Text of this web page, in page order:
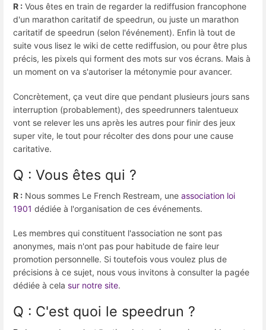
R : Vous êtes en train de regarder la rediffusion francophone
d'un marathon caritatif de speedrun, ou juste un marathon
caritatif de speedrun (selon l'événement). Enfin là tout de
suite vous lisez le wiki de cette rediffusion, ou pour être plus
précis, les pixels qui forment des mots sur vos écrans. Mais à
un moment on va s'autoriser la métonymie pour avancer.
Concrètement, ça veut dire que pendant plusieurs jours sans
interruption (probablement), des speedrunners talentueux
vont se relever les uns après les autres pour finir des jeux
super vite, le tout pour récolter des dons pour une cause
caritative.
Q : Vous êtes qui ?
R : Nous sommes Le French Restream, une association loi
1901 dédiée à l'organisation de ces événements.
Les membres qui constituent l'association ne sont pas
anonymes, mais n'ont pas pour habitude de faire leur
promotion personnelle. Si toutefois vous voulez plus de
précisions à ce sujet, nous vous invitons à consulter la pagée
dédiée à cela sur notre site.
Q : C'est quoi le speedrun ?